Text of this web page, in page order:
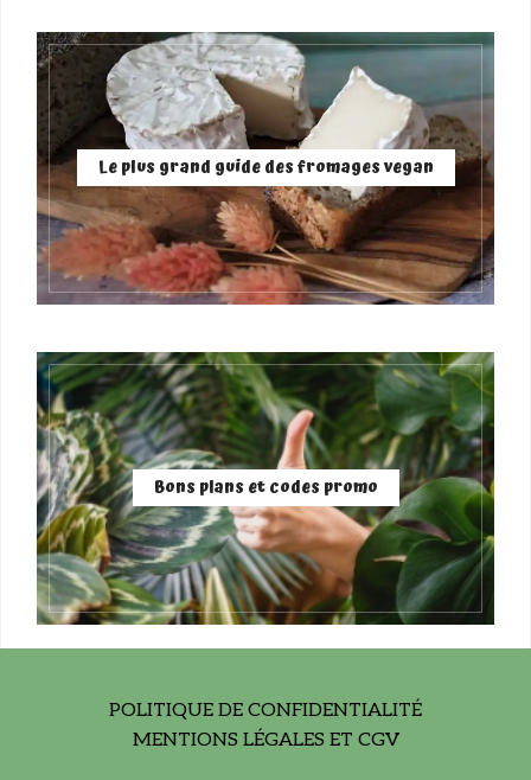
Le plus grand guide des fromages vegan
Bons plans et codes promo
POLITIQUE DE CONFIDENTIALITÉ
MENTIONS LÉGALES ET CGV